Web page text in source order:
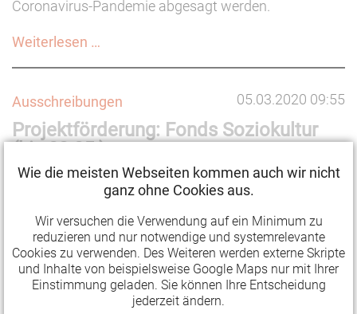
Coronavirus-Pandemie abgesagt werden.
Weiterlesen …
05.03.2020 09:55
Ausschreibungen
Projektförderung: Fonds Soziokultur
(bis 02.05.)
Bis zum 2. Mai können beim Fonds
Projekte für das zweite Halbjahr 2020 eingereicht
werden. Ein Schwerpunkt dabei ist das Thema
Nachhaltigkeit.
Projektförderung:
Wie die meisten Webseiten kommen auch wir nicht
ganz ohne Cookies aus.
Wir versuchen die Verwendung auf ein Minimum zu
reduzieren und nur notwendige und systemrelevante
Cookies zu verwenden. Des Weiteren werden externe Skripte
und Inhalte von beispielsweise Google Maps nur mit Ihrer
Einstimmung geladen. Sie können Ihre Entscheidung
jederzeit ändern.